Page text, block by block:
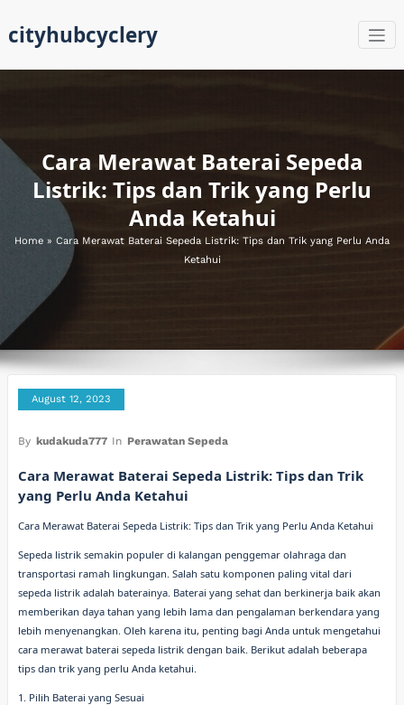
content
cityhubcyclery
Cara Merawat Baterai Sepeda
Listrik: Tips dan Trik yang Perlu
Anda Ketahui
Home » Cara Merawat Baterai Sepeda Listrik: Tips dan Trik yang Perlu Anda
Ketahui
August 12, 2023
By kudakuda777 In Perawatan Sepeda
Cara Merawat Baterai Sepeda Listrik: Tips dan Trik
yang Perlu Anda Ketahui
Cara Merawat Baterai Sepeda Listrik: Tips dan Trik yang Perlu Anda Ketahui
Sepeda listrik semakin populer di kalangan penggemar olahraga dan
transportasi ramah lingkungan. Salah satu komponen paling vital dari
sepeda listrik adalah baterainya. Baterai yang sehat dan berkinerja baik akan
memberikan daya tahan yang lebih lama dan pengalaman berkendara yang
lebih menyenangkan. Oleh karena itu, penting bagi Anda untuk mengetahui
cara merawat baterai sepeda listrik dengan baik. Berikut adalah beberapa
tips dan trik yang perlu Anda ketahui.
1. Pilih Baterai yang Sesuai